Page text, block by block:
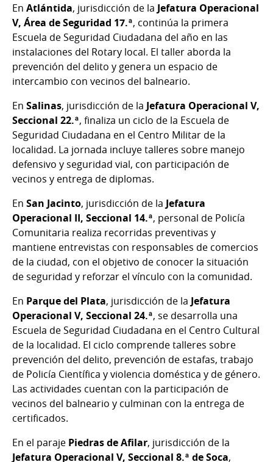
En Atlántida, jurisdicción de la Jefatura Operacional
V, Área de Seguridad 17.ª, continúa la primera
Escuela de Seguridad Ciudadana del año en las
instalaciones del Rotary local. El taller aborda la
prevención del delito y genera un espacio de
intercambio con vecinos del balneario.
En Salinas, jurisdicción de la Jefatura Operacional V,
Seccional 22.ª, finaliza un ciclo de la Escuela de
Seguridad Ciudadana en el Centro Militar de la
localidad. La jornada incluye talleres sobre manejo
defensivo y seguridad vial, con participación de
vecinos y entrega de diplomas.
En San Jacinto, jurisdicción de la Jefatura
Operacional II, Seccional 14.ª, personal de Policía
Comunitaria realiza recorridas preventivas y
mantiene entrevistas con responsables de comercios
de la ciudad, con el objetivo de conocer la situación
de seguridad y reforzar el vínculo con la comunidad.
En Parque del Plata, jurisdicción de la Jefatura
Operacional V, Seccional 24.ª, se desarrolla una
Escuela de Seguridad Ciudadana en el Centro Cultural
de la localidad. El ciclo comprende talleres sobre
prevención del delito, prevención de estafas, trabajo
de Policía Científica y violencia doméstica y de género.
Las actividades cuentan con la participación de
vecinos del balneario y culminan con la entrega de
certificados.
En el paraje Piedras de Afilar, jurisdicción de la
Jefatura Operacional V, Seccional 8.ª de Soca,